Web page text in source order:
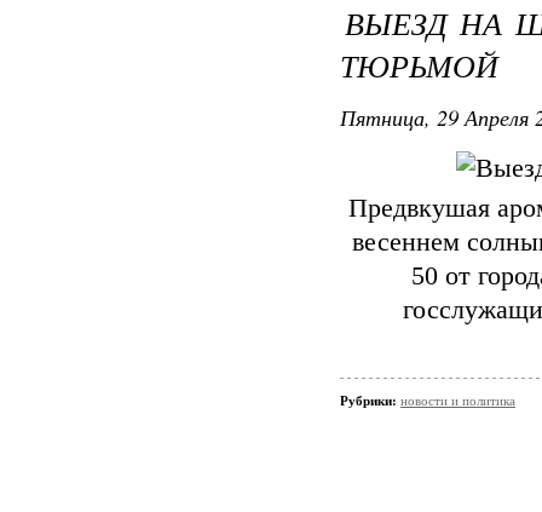
ВЫЕЗД НА
ТЮРЬМОЙ
Пятница, 29 Апреля
Предвкушая
весеннем
50 от
Рубрики: новости и политика